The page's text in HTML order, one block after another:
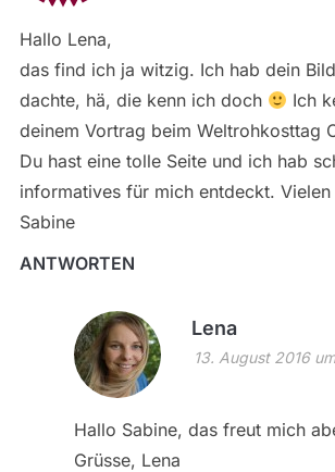
Hallo Lena,
das find ich ja witzig. Ich hab dein
dachte, hä, die kenn ich doch
Ich
deinem Vortrag beim Weltrohkosttag
Du hast eine tolle Seite und ich hab
informatives für mich entdeckt.
Sabine
ANTWORTEN
Lena
13. August 2016
Hallo Sabine, das freut mich
Grüsse, Lena